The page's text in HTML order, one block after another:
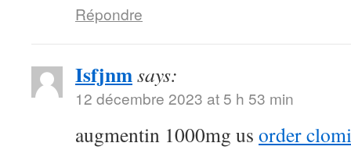
Répondre
Isfjnmsays:
12 décembre 2023 at 5 h 53 min
augmentin 1000mg us order